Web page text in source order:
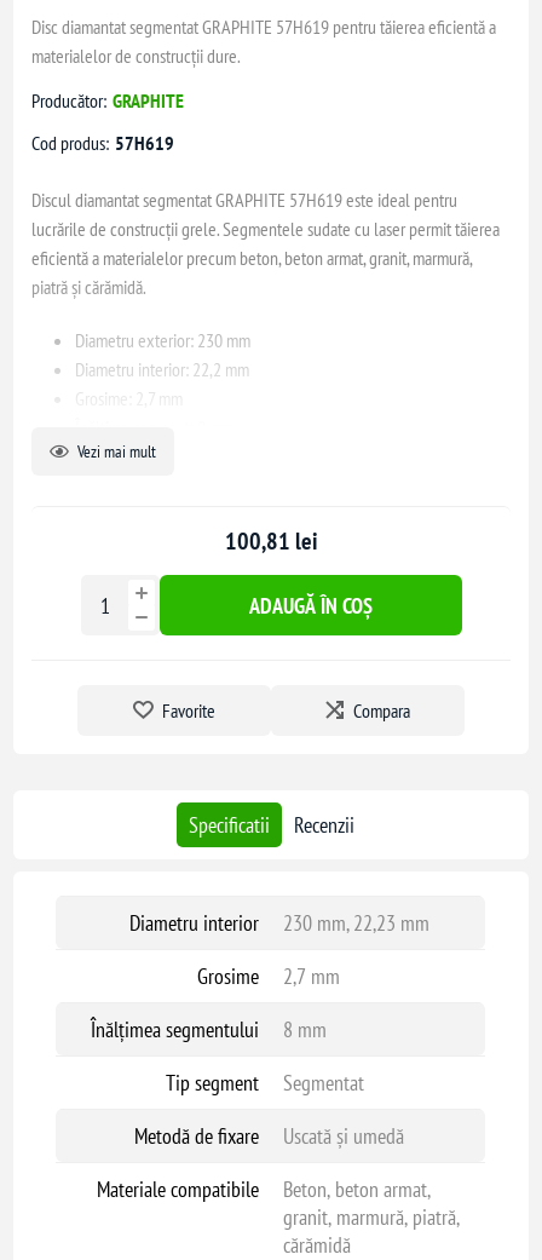
Disc diamantat segmentat GRAPHITE 57H619 pentru tăierea eficientă a
materialelor de construcții dure.
Producător: GRAPHITE
Cod produs: 57H619
Discul diamantat segmentat GRAPHITE 57H619 este ideal pentru
lucrările de construcții grele. Segmentele sudate cu laser permit tăierea
eficientă a materialelor precum beton, beton armat, granit, marmură,
piatră și cărămidă.
Diametru exterior: 230 mm
Diametru interior: 22,2 mm
Grosime: 2,7 mm
Vezi mai mult
100,81 lei
ADAUGĂ ÎN COȘ
Favorite Compara
Specificatii Recenzii
Diametru interior
230 mm, 22,23 mm
Grosime
2,7 mm
Înălțimea segmentului
8 mm
Tip segment
Segmentat
Metodă de fixare
Uscată și umedă
Materiale compatibile
Beton, beton armat,
granit, marmură, piatră,
cărămidă